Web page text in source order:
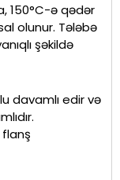
150°C-ə qədər
olunur. Tələbə
şəkildə
davamlı edir və
flanş